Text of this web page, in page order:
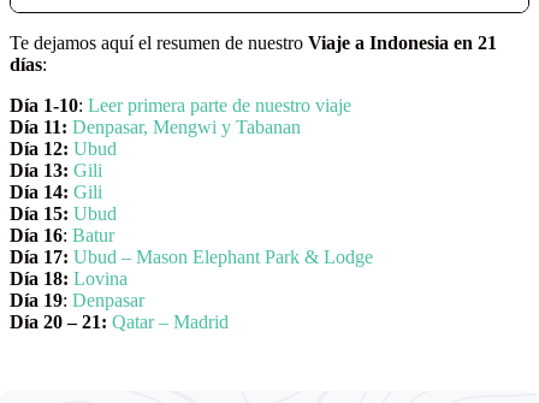
Te dejamos aquí el resumen de nuestro Viaje a Indonesia en 21
días:
Día 1-10: Leer primera parte de nuestro viaje
Día 11: Denpasar, Mengwi y Tabanan
Día 12: Ubud
Día 13: Gili
Día 14: Gili
Día 15: Ubud
Día 16: Batur
Día 17: Ubud – Mason Elephant Park & Lodge
Día 18: Lovina
Día 19: Denpasar
Día 20 – 21: Qatar – Madrid